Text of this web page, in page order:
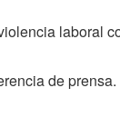
laboral
de prensa.